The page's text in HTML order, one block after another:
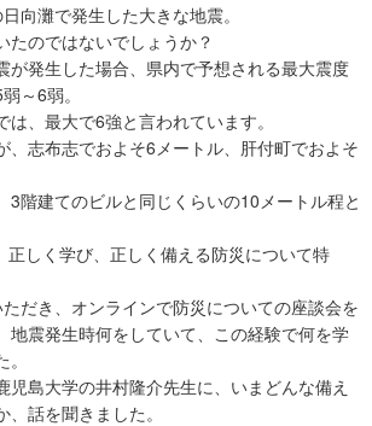
向灘で発生した大きな地震。
たのではないでしょうか？
が発生した場合、県内で予想される最大震度
～6弱。
、最大で6強と言われています。
、志布志でおよそ6メートル、肝付町でおよそ
3階建てのビルと同じくらいの10メートル程と
正しく学び、正しく備える防災について特
だき、オンラインで防災についての座談会を
地震発生時何をしていて、この経験で何を学
児島大学の井村隆介先生に、いまどんな備え
話を聞きました。